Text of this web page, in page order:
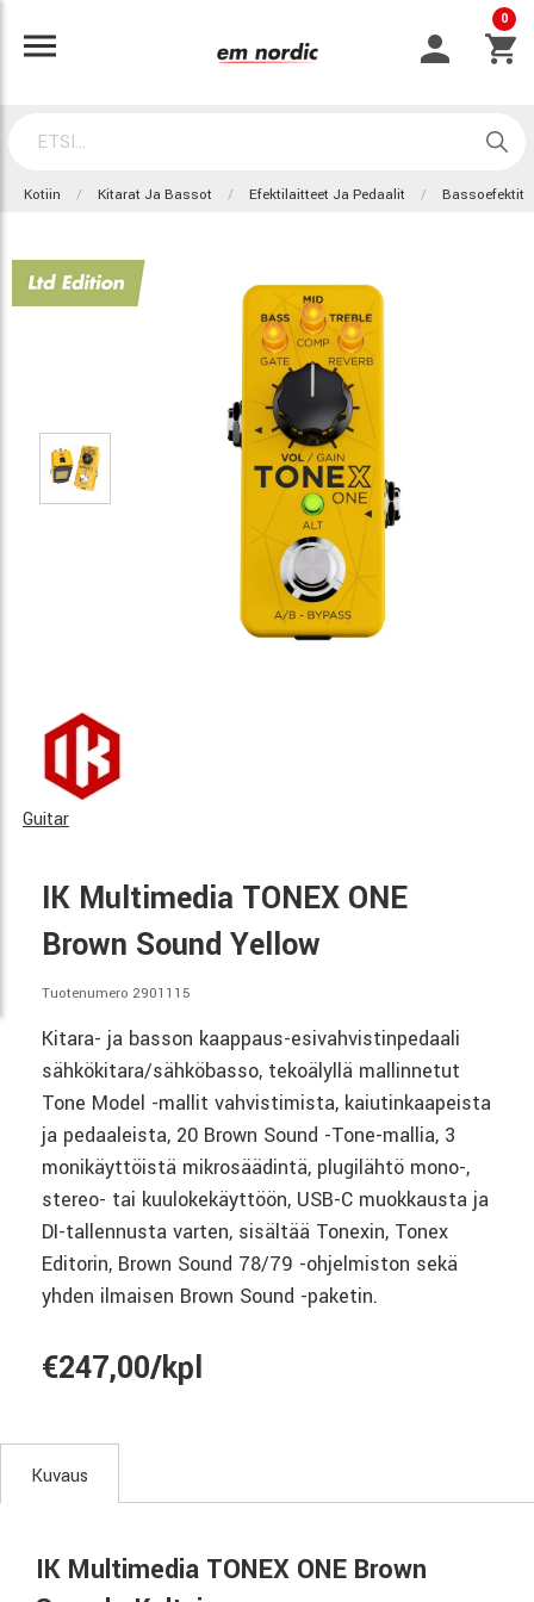
0
Kotiin Kitarat Ja Bassot Efektilaitteet Ja Pedaalit Bassoefektit
Guitar
IK Multimedia TONEX ONE
Brown Sound Yellow
Tuotenumero 2901115
Kitara- ja basson kaappaus-esivahvistinpedaali
sähkökitara/sähköbasso, tekoälyllä mallinnetut
Tone Model -mallit vahvistimista, kaiutinkaapeista
ja pedaaleista, 20 Brown Sound -Tone-mallia, 3
monikäyttöistä mikrosäädintä, plugilähtö mono-,
stereo- tai kuulokekäyttöön, USB-C muokkausta ja
DI-tallennusta varten, sisältää Tonexin, Tonex
Editorin, Brown Sound 78/79 -ohjelmiston sekä
yhden ilmaisen Brown Sound -paketin.
€247,00/kpl
Kuvaus
IK Multimedia TONEX ONE Brown